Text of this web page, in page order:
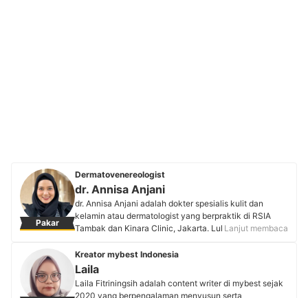
Pakar
Dermatovenereologist
dr. Annisa Anjani
dr. Annisa Anjani adalah dokter spesialis kulit dan
kelamin atau dermatologist yang berpraktik di RSIA
Tambak dan Kinara Clinic, Jakarta. Lulusan pendidikan
Universitas Indonesia ini aktif mengisi acara pendidikan
dan menulis artikel untuk meningkatkan pemahaman
masyarakat tentang kesehatan kulit. Dokter Annisa
juga banyak membagikan konten edukatif pada akun
Lanjut membaca
Kreator mybest Indonesia
Laila
Laila Fitriningsih adalah content writer di mybest sejak
2020 yang berpengalaman menyusun serta